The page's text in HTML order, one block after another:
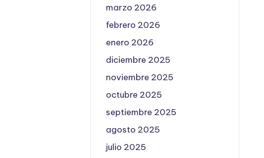
marzo 2026
febrero 2026
enero 2026
diciembre 2025
noviembre 2025
octubre 2025
septiembre 2025
agosto 2025
julio 2025